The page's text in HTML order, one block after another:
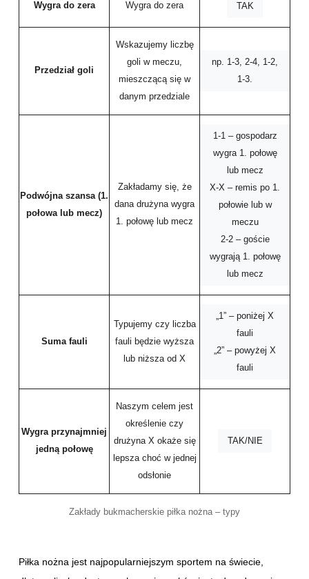
Wygra do zera Wygra do zera TAK
Przedział goli
Wskazujemy liczbę
goli w meczu,
mieszczącą się w
danym przedziale
np. 1-3, 2-4, 1-2,
1-3.
Podwójna szansa (1.
połowa lub mecz)
Zakładamy się, że
dana drużyna wygra
1. połowę lub mecz
1-1 – gospodarz
wygra 1. połowę
lub mecz
X-X – remis po 1.
połowie lub w
meczu
2-2 – goście
wygrają 1. połowę
lub mecz
Suma fauli
Typujemy czy liczba
fauli będzie wyższa
lub niższa od X
„1” – poniżej X
fauli
„2” – powyżej X
fauli
Wygra przynajmniej
jedną połowę
Naszym celem jest
określenie czy
drużyna X okaże się
lepsza choć w jednej
odsłonie
TAK/NIE
Zakłady bukmacherskie piłka nożna – typy
Piłka nożna jest najpopularniejszym sportem na świecie,